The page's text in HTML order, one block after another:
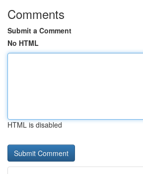
Comments
Submit a Comment
No HTML
HTML is disabled